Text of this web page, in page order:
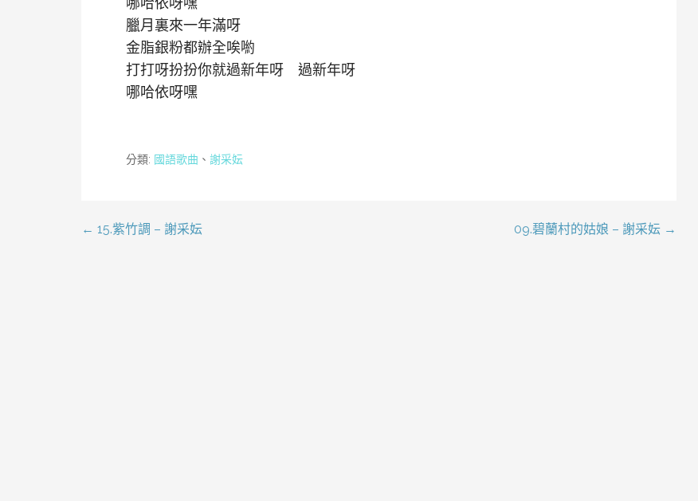
臘月裏來一年滿呀
金脂銀粉都辦全唉喲
打打呀扮扮你就過新年呀 過新年呀
哪哈依呀嘿
分類: 國語歌曲 、 謝采妘
文
← 15.紫竹調 – 謝采妘 09.碧蘭村的姑娘 – 謝采妘 →